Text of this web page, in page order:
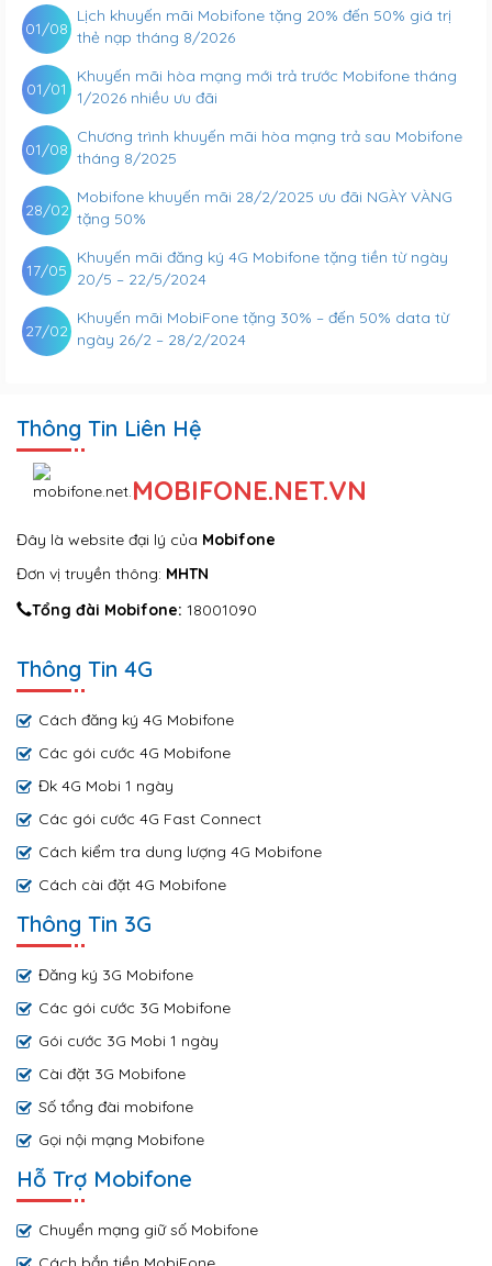
Lịch khuyến mãi Mobifone tặng 20% đến 50% giá trị
thẻ nạp tháng 8/2026
01/08
Khuyến mãi hòa mạng mới trả trước Mobifone tháng
1/2026 nhiều ưu đãi
01/01
Chương trình khuyến mãi hòa mạng trả sau Mobifone
tháng 8/2025
01/08
Mobifone khuyến mãi 28/2/2025 ưu đãi NGÀY VÀNG
tặng 50%
28/02
Khuyến mãi đăng ký 4G Mobifone tặng tiền từ ngày
20/5 – 22/5/2024
17/05
Khuyến mãi MobiFone tặng 30% – đến 50% data từ
ngày 26/2 – 28/2/2024
27/02
Thông Tin Liên Hệ
MOBIFONE.NET.VN
Đây là website đại lý của Mobifone
Đơn vị truyền thông: MHTN
Tổng đài Mobifone: 18001090
Thông Tin 4G
Cách đăng ký 4G Mobifone
Các gói cước 4G Mobifone
Đk 4G Mobi 1 ngày
Các gói cước 4G Fast Connect
Cách kiểm tra dung lượng 4G Mobifone
Cách cài đặt 4G Mobifone
Thông Tin 3G
Đăng ký 3G Mobifone
Các gói cước 3G Mobifone
Gói cước 3G Mobi 1 ngày
Cài đặt 3G Mobifone
Số tổng đài mobifone
Gọi nội mạng Mobifone
Hỗ Trợ Mobifone
Chuyển mạng giữ số Mobifone